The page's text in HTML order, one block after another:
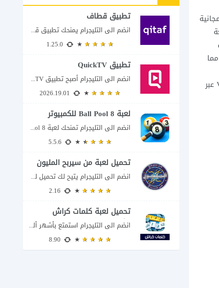
الاصطناعي ، تابع المزيد عن أفضل أدوات التعليق الصوتي بالذكاء الاصطناعي مجانا شرح أشهر 5 مواقع فويس اوفر Voice Over AI عبر
تطبيق قطاف
انضم الى التليجرام يمنحك تطبيق قطاف طريقة سهلة لمتابعة نقاط المكافآت والاستفادة منها في...
تطبيق QuickTV
انضم الى التليجرام أصبح تطبيق QuickTV من التطبيقات التي تستهدف محبي المسلسلات السريعة، إذ...
لعبة 8 Ball Pool للكمبيوتر
انضم الى التليجرام تمنحك لعبة 8 Ball Pool تجربة تنافسية ممتعة تجمع بين دقة...
تحميل لعبة من سيربح المليون
للكمبيوتر
انضم الى التليجرام يتيح لك تحميل لعبة من سيربح المليون للكمبيوتر خوض تجربة مسابقات...
تحميل لعبة كلمات كراش
للكمبيوتر
انضم الى التليجرام استمتع بأشهر ألغاز الكلمات العربية على شاشة الكمبيوتر يتيح لك تحميل...